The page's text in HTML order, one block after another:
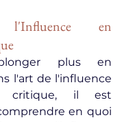
l'Influence en
plus en
l'art de l'influence
critique, il est
en quoi